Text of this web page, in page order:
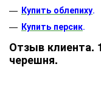
Купить облепиху.
Купить персик.
Отзыв клиента.
черешня.